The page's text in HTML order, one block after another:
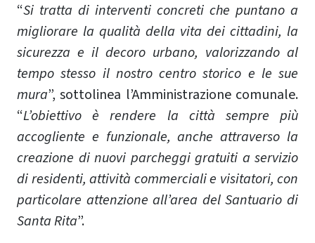
“Si tratta di interventi concreti che puntano a
migliorare la qualità della vita dei cittadini, la
sicurezza e il decoro urbano, valorizzando al
tempo stesso il nostro centro storico e le sue
mura”, sottolinea l’Amministrazione comunale.
“L’obiettivo è rendere la città sempre più
accogliente e funzionale, anche attraverso la
creazione di nuovi parcheggi gratuiti a servizio
di residenti, attività commerciali e visitatori, con
particolare attenzione all’area del Santuario di
Santa Rita”.